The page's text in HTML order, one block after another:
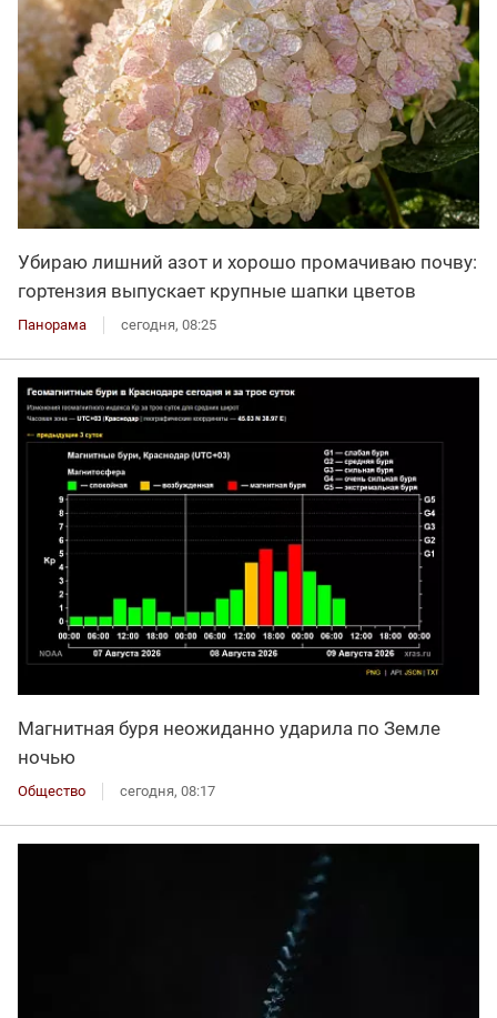
Убираю лишний азот и хорошо промачиваю почву:
гортензия выпускает крупные шапки цветов
Панорама сегодня, 08:25
Магнитная буря неожиданно ударила по Земле
ночью
Общество сегодня, 08:17